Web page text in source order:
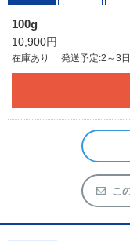
100g
10,900円
在庫あり 発送予定:2～3日
こ